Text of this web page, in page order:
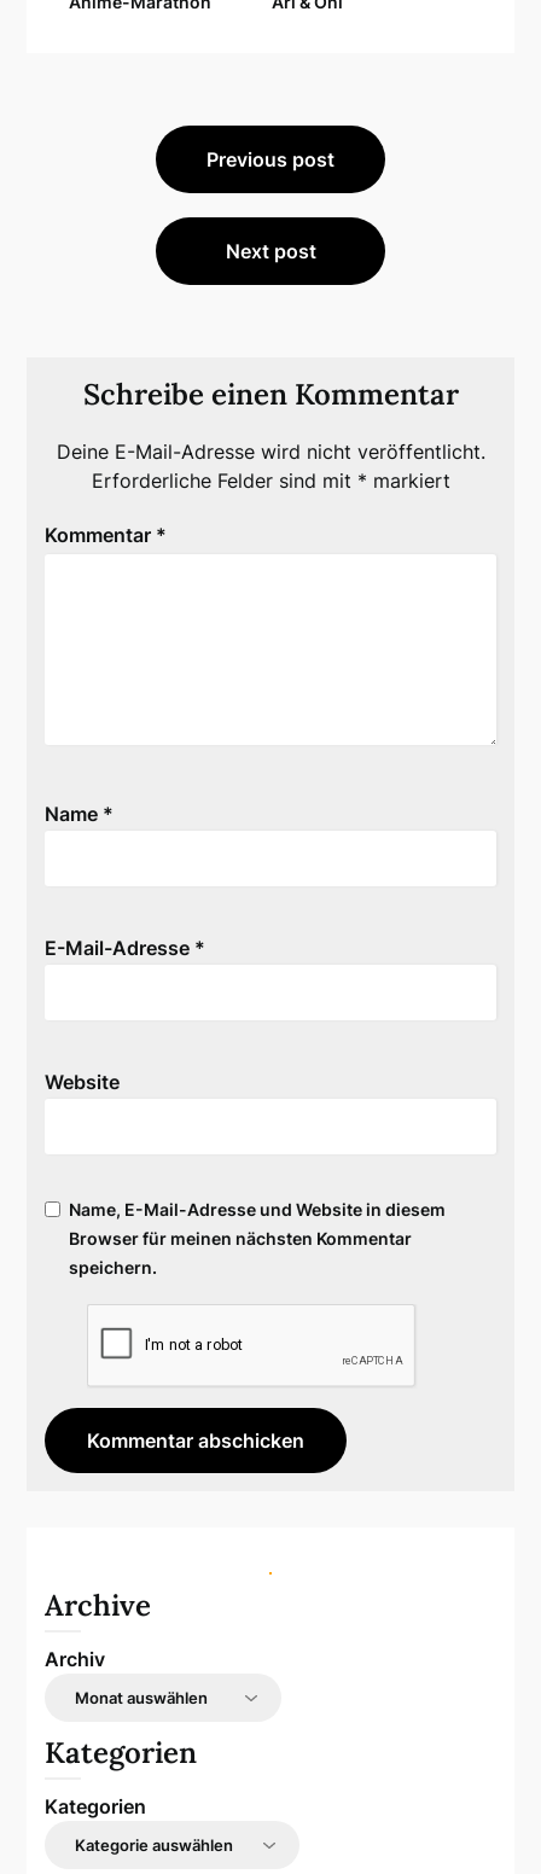
Beitragsnavigation
Previous post
Next post
Schreibe einen Kommentar
Deine E-Mail-Adresse wird nicht veröffentlicht.
Erforderliche Felder sind mit * markiert
Kommentar *
Name *
E-Mail-Adresse *
Website
Name, E-Mail-Adresse und Website in diesem
Browser für meinen nächsten Kommentar
speichern.
Archive
Archiv
Kategorien
Kategorien